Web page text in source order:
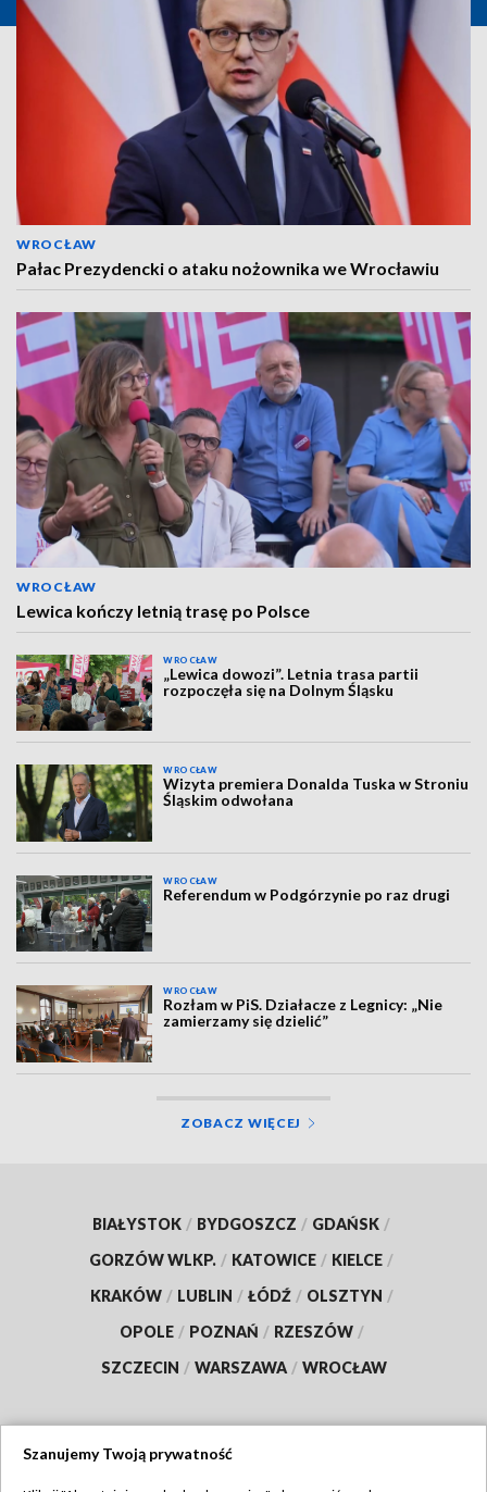
WROCŁAW
Pałac Prezydencki o ataku nożownika we Wrocławiu
WROCŁAW
Lewica kończy letnią trasę po Polsce
WROCŁAW
„Lewica dowozi”. Letnia trasa partii
rozpoczęła się na Dolnym Śląsku
WROCŁAW
Wizyta premiera Donalda Tuska w Stroniu
Śląskim odwołana
WROCŁAW
Referendum w Podgórzynie po raz drugi
WROCŁAW
Rozłam w PiS. Działacze z Legnicy: „Nie
zamierzamy się dzielić”
ZOBACZ WIĘCEJ
BIAŁYSTOK / BYDGOSZCZ / GDAŃSK /
GORZÓW WLKP. / KATOWICE / KIELCE /
KRAKÓW / LUBLIN / ŁÓDŹ / OLSZTYN /
OPOLE / POZNAŃ / RZESZÓW /
SZCZECIN / WARSZAWA / WROCŁAW
Szanujemy Twoją prywatność